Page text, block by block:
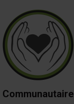
Communautaire